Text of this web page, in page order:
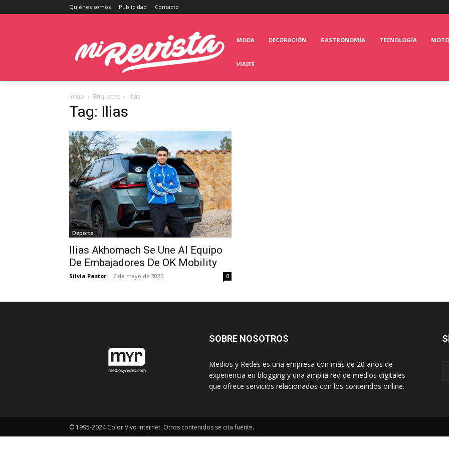
Quiénes somos Publicidad Contacto
MODA DECORACIÓN GASTRONOMÍA TECNOLOGÍA
VIAJES
Inicio Etiquetas Ilias
Tag: Ilias
Deporte
Ilias Akhomach Se Une Al Equipo
De Embajadores De OK Mobility
Silvia Pastor - 6 de mayo de 2025 0
SOBRE NOSOTROS
Medios y Redes es una empresa con más de 20 años de
experiencia en blogging y una amplia red de medios digitales
que ofrece servicios relacionados con los contenidos online.
© 1995-2024 Color Vivo Internet. Otros contenidos se cita fuente.